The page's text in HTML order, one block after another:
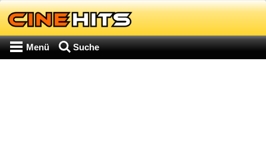
Menü Suche